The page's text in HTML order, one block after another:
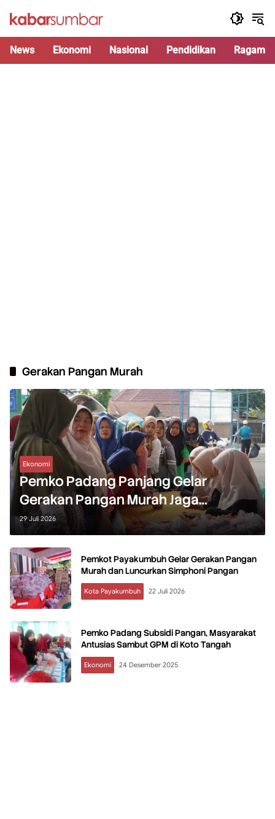
News Ekonomi Nasional Pendidikan Ragam
Gerakan Pangan Murah
Ekonomi
Pemko Padang Panjang Gelar
Gerakan Pangan Murah Jaga
Stabilitas Harga
29 Juli 2026
Pemkot Payakumbuh Gelar Gerakan Pangan
Murah dan Luncurkan Simphoni Pangan
Kota Payakumbuh 22 Juli 2026
Pemko Padang Subsidi Pangan, Masyarakat
Antusias Sambut GPM di Koto Tangah
Ekonomi 24 Desember 2025